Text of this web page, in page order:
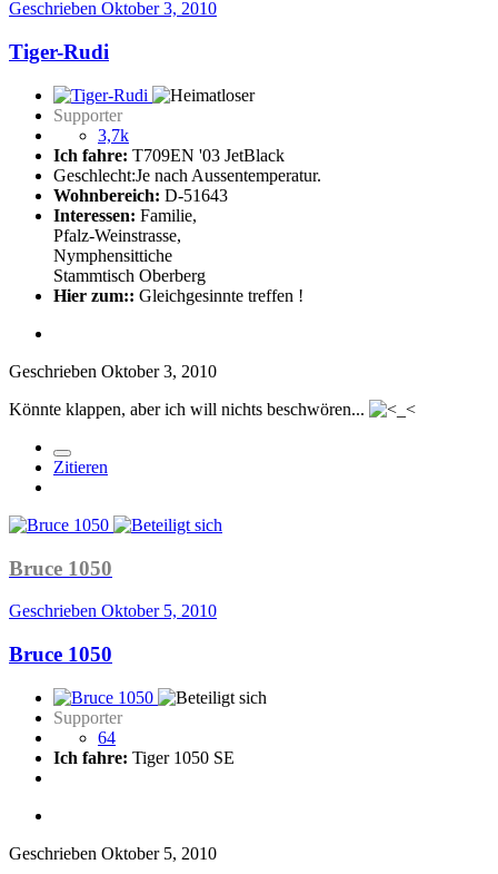
Geschrieben Oktober 3, 2010
Tiger-Rudi
Supporter
3,7k
Ich fahre: T709EN '03 JetBlack
Geschlecht:Je nach Aussentemperatur.
Wohnbereich: D-51643
Interessen: Familie,
Pfalz-Weinstrasse,
Nymphensittiche
Stammtisch Oberberg
Hier zum:: Gleichgesinnte treffen !
Geschrieben Oktober 3, 2010
Könnte klappen, aber ich will nichts beschwören...
Zitieren
Bruce 1050
Geschrieben Oktober 5, 2010
Bruce 1050
Supporter
64
Ich fahre: Tiger 1050 SE
Geschrieben Oktober 5, 2010